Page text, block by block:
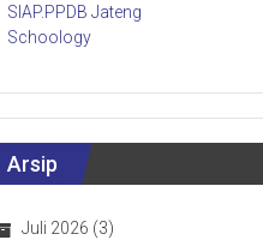
SIAP.PPDB Jateng
Schoology
Arsip
Juli 2026 (3)